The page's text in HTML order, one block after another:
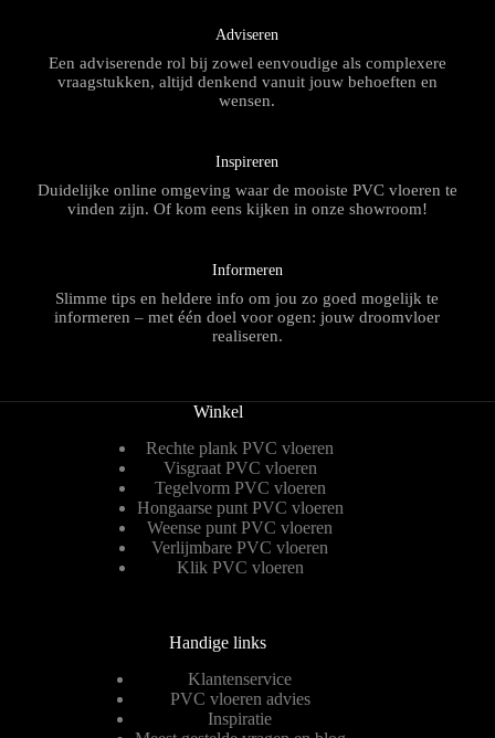
Adviseren
Een adviserende rol bij zowel eenvoudige als complexere
vraagstukken, altijd denkend vanuit jouw behoeften en
wensen.
Inspireren
Duidelijke online omgeving waar de mooiste PVC vloeren te
vinden zijn. Of kom eens kijken in onze showroom!
Informeren
Slimme tips en heldere info om jou zo goed mogelijk te
informeren – met één doel voor ogen: jouw droomvloer
realiseren.
Winkel
Rechte plank PVC vloeren
Visgraat PVC vloeren
Tegelvorm PVC vloeren
Hongaarse punt PVC vloeren
Weense punt PVC vloeren
Verlijmbare PVC vloeren
Klik PVC vloeren
Handige links
Klantenservice
PVC vloeren advies
Inspiratie